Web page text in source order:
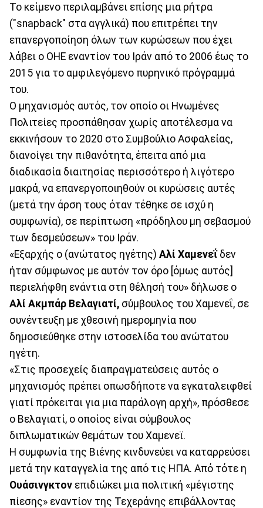
Το κείμενο περιλαμβάνει επίσης μια ρήτρα
("snapback" στα αγγλικά) που επιτρέπει την
επανεργοποίηση όλων των κυρώσεων που έχει
λάβει ο ΟΗΕ εναντίον του Ιράν από το 2006 έως το
2015 για το αμφιλεγόμενο πυρηνικό πρόγραμμά
του.
Ο μηχανισμός αυτός, τον οποίο οι Ηνωμένες
Πολιτείες προσπάθησαν χωρίς αποτέλεσμα να
εκκινήσουν το 2020 στο Συμβούλιο Ασφαλείας,
διανοίγει την πιθανότητα, έπειτα από μια
διαδικασία διαιτησίας περισσότερο ή λιγότερο
μακρά, να επανεργοποιηθούν οι κυρώσεις αυτές
(μετά την άρση τους όταν τέθηκε σε ισχύ η
συμφωνία), σε περίπτωση «πρόδηλου μη σεβασμού
των δεσμεύσεων» του Ιράν.
«Εξαρχής ο (ανώτατος ηγέτης) Αλί Χαμενεΐδεν
ήταν σύμφωνος με αυτόν τον όρο [όμως αυτός]
περιελήφθη ενάντια στη θέλησή του» δήλωσε ο
Αλί Ακμπάρ Βελαγιατί, σύμβουλος του Χαμενεΐ, σε
συνέντευξη με χθεσινή ημερομηνία που
δημοσιεύθηκε στην ιστοσελίδα του ανώτατου
ηγέτη.
«Στις προσεχείς διαπραγματεύσεις αυτός ο
μηχανισμός πρέπει οπωσδήποτε να εγκαταλειφθεί
γιατί πρόκειται για μια παράλογη αρχή», πρόσθεσε
ο Βελαγιατί, ο οποίος είναι σύμβουλος
διπλωματικών θεμάτων του Χαμενεϊ.
Η συμφωνία της Βιένης κινδυνεύει να καταρρεύσει
μετά την καταγγελία της από τις ΗΠΑ. Από τότε η
Ουάσινγκτον επιδιώκει μια πολιτική «μέγιστης
πίεσης» εναντίον της Τεχεράνης επιβάλλοντας